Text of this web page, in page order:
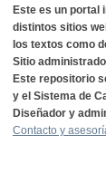
Este es un portal
distintos sitios
los textos como
Sitio
Este repositorio
y el Sistema de
Diseñador y
Contacto y